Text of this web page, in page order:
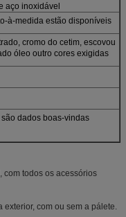
aço inoxidável
à-medida estão disponíveis
cromo do cetim, escovou
óleo outro cores exigidas
dados boas-vindas
com todos os acessórios
com ou sem a pálete.